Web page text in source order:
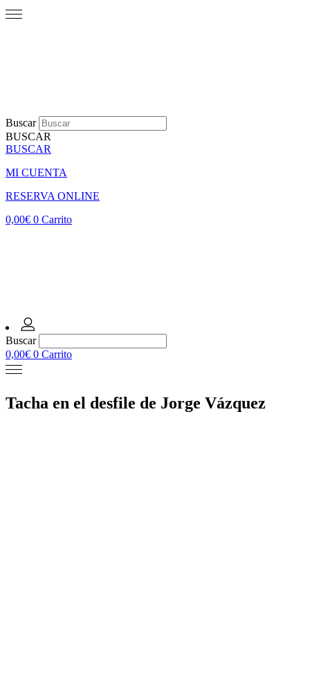
Buscar
BUSCAR
BUSCAR
MI CUENTA
RESERVA ONLINE
0,00€ 0 Carrito
Buscar
0,00€ 0 Carrito
Tacha en el desfile de Jorge Vázquez